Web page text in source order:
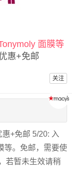
面膜等
惠+免邮
关注
+免邮 5/20: 入
等。免邮，需要使
若暂未生效请稍